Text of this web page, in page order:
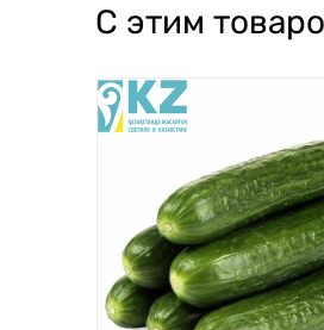
С этим